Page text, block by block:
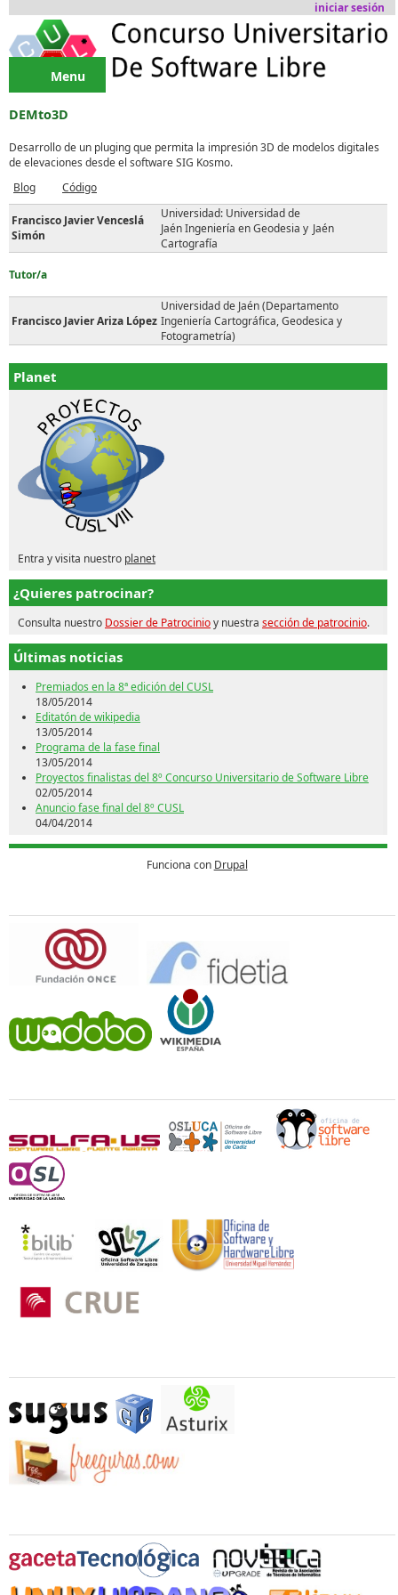
iniciar sesión
Menu
DEMto3D
Desarrollo de un pluging que permita la impresión 3D de modelos digitales
de elevaciones desde el software SIG Kosmo.
Blog
Código
Francisco Javier Venceslá
Simón
Universidad: Universidad de
Jaén Ingeniería en Geodesia y
Cartografía
Jaén
Tutor/a
Francisco Javier Ariza López
Universidad de Jaén (Departamento
Ingeniería Cartográfica, Geodesica y
Fotogrametría)
Planet
Entra y visita nuestro planet
¿Quieres patrocinar?
Consulta nuestro Dossier de Patrocinioy nuestra sección de patrocinio.
Últimas noticias
Premiados en la 8ª edición del CUSL
18/05/2014
Editatón de wikipedia
13/05/2014
Programa de la fase final
13/05/2014
Proyectos finalistas del 8º Concurso Universitario de Software Libre
02/05/2014
Anuncio fase final del 8º CUSL
04/04/2014
Funciona con Drupal